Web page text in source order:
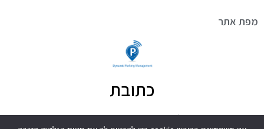
מפת אתר
כתובת
הנחושת 10, תל אביב 6971072